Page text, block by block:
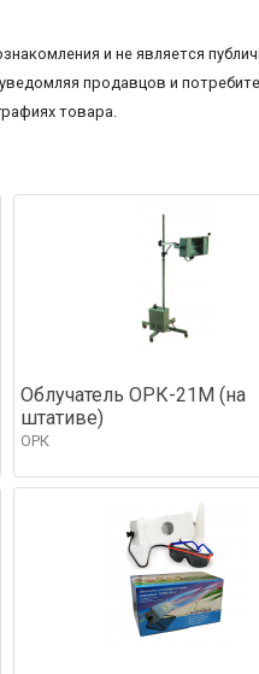
и не является
продавцов и
товара.
Облучатель ОРК-21М (на
штативе)
ОРК